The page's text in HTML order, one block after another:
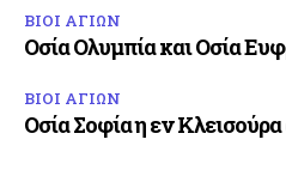
ΒΙΟΙ ΑΓΙΩΝ
Οσία Ολυμπία και Οσία
ΒΙΟΙ ΑΓΙΩΝ
Οσία Σοφία η εν